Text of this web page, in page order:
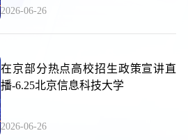
2026-06-26
在京部分热点高校招生政策宣讲直
播-6.25北京信息科技大学
2026-06-26